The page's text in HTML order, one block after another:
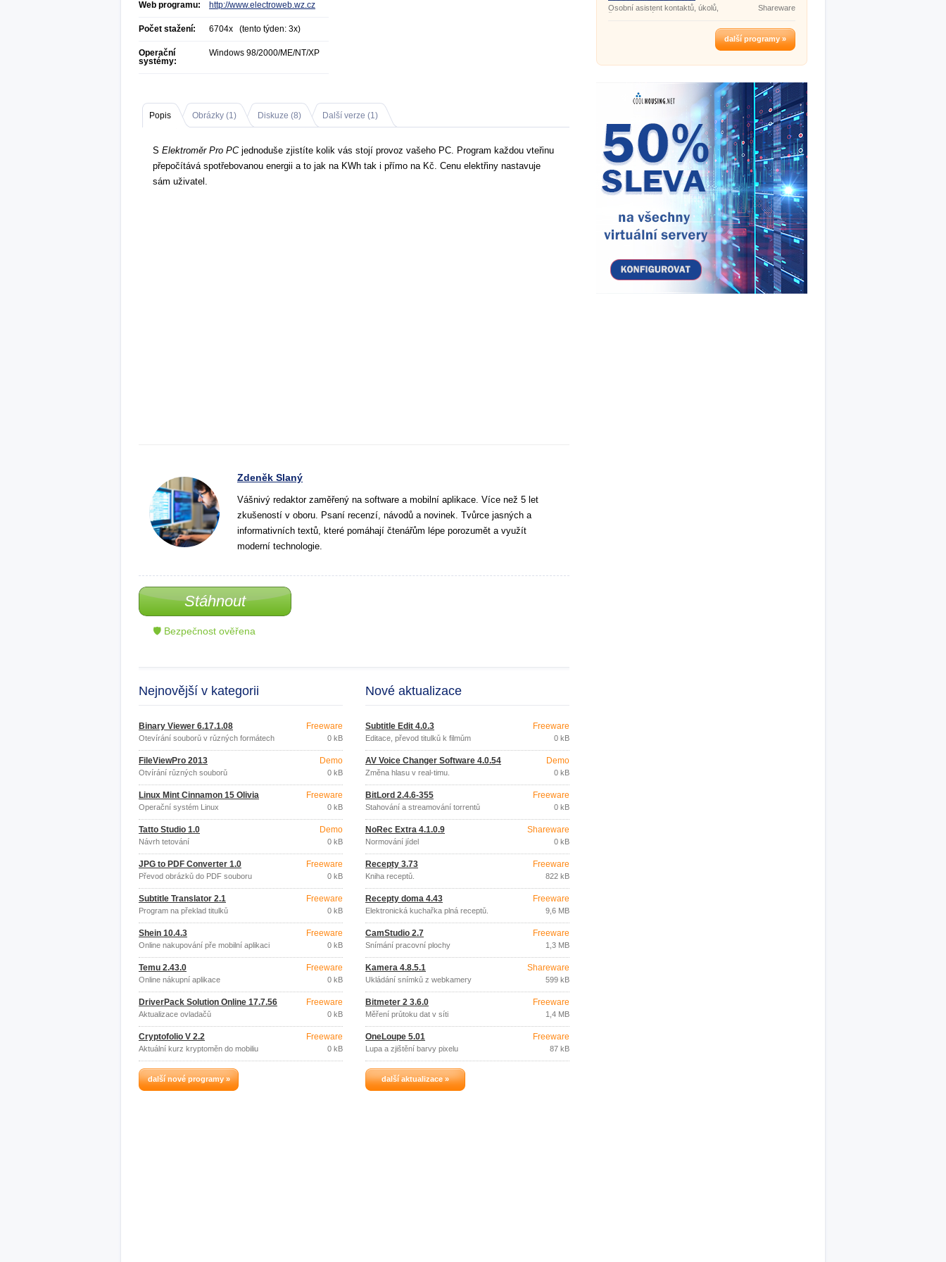
Web programu: http://www.electroweb.wz.cz
Počet stažení: 6704x (tento týden: 3x)
Operační
systémy:
Windows 98/2000/ME/NT/XP
Popis Obrázky (1) Diskuze (8) Další verze (1)
S Elektroměr Pro PCjednoduše zjistíte kolik vás stojí provoz vašeho PC. Program každou vteřinu
přepočítává spotřebovanou energii a to jak na KWh tak i přímo na Kč. Cenu elektřiny nastavuje
sám uživatel.
Zdeněk Slaný
Vášnivý redaktor zaměřený na software a mobilní aplikace. Více než 5 let
zkušeností v oboru. Psaní recenzí, návodů a novinek. Tvůrce jasných a
informativních textů, které pomáhají čtenářům lépe porozumět a využít
moderní technologie.
Stáhnout
🛡 Bezpečnost ověřena
Nejnovější v kategorii
Binary Viewer 6.17.1.08
Otevírání souborů v různých formátech
Freeware
0 kB
FileViewPro 2013
Otvírání různých souborů
Demo
0 kB
Linux Mint Cinnamon 15 Olivia
Operační systém Linux
Freeware
0 kB
Tatto Studio 1.0
Návrh tetování
Demo
0 kB
JPG to PDF Converter 1.0
Převod obrázků do PDF souboru
Freeware
0 kB
Subtitle Translator 2.1
Program na překlad titulků
Freeware
0 kB
Shein 10.4.3
Online nakupování pře mobilní aplikaci
Freeware
0 kB
Temu 2.43.0
Online nákupní aplikace
Freeware
0 kB
DriverPack Solution Online 17.7.56
Aktualizace ovladačů
Freeware
0 kB
Cryptofolio V 2.2
Aktuální kurz kryptoměn do mobiliu
Freeware
0 kB
další nové programy »
Nové aktualizace
Subtitle Edit 4.0.3
Editace, převod titulků k filmům
Freeware
0 kB
AV Voice Changer Software 4.0.54
Změna hlasu v real-timu.
Demo
0 kB
BitLord 2.4.6-355
Stahování a streamování torrentů
Freeware
0 kB
NoRec Extra 4.1.0.9
Normování jídel
Shareware
0 kB
Recepty 3.73
Kniha receptů.
Freeware
822 kB
Recepty doma 4.43
Elektronická kuchařka plná receptů.
Freeware
9,6 MB
CamStudio 2.7
Snímání pracovní plochy
Freeware
1,3 MB
Kamera 4.8.5.1
Ukládání snímků z webkamery
Shareware
599 kB
Bitmeter 2 3.6.0
Měření průtoku dat v síti
Freeware
1,4 MB
OneLoupe 5.01
Lupa a zjištění barvy pixelu
Freeware
87 kB
další aktualizace »
Osobní asistent kontaktů, úkolů,
času a poznámek.
Shareware
další programy »